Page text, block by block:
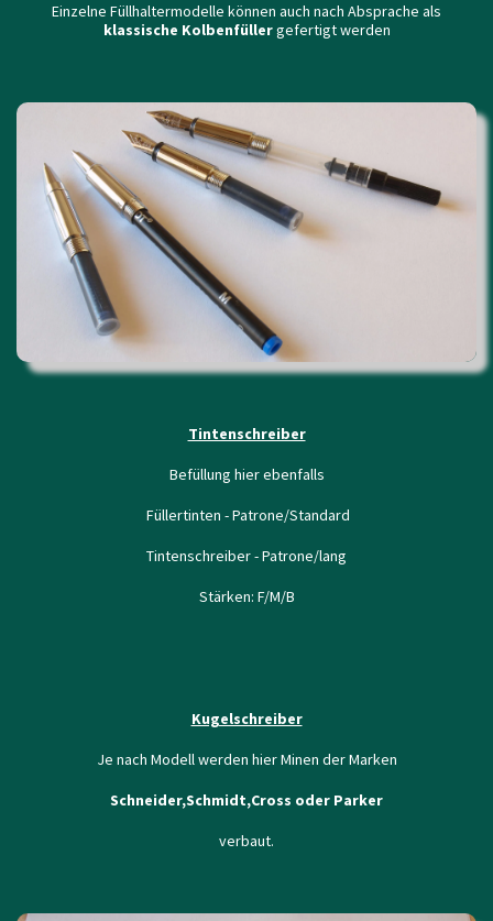
Einzelne Füllhaltermodelle können auch nach Absprache als
klassische Kolbenfüllergefertigt werden
Tintenschreiber
Befüllung hier ebenfalls
Füllertinten - Patrone/Standard
Tintenschreiber - Patrone/lang
Stärken: F/M/B
Kugelschreiber
Je nach Modell werden hier Minen der Marken
Schneider,Schmidt,Cross oder Parker
verbaut.